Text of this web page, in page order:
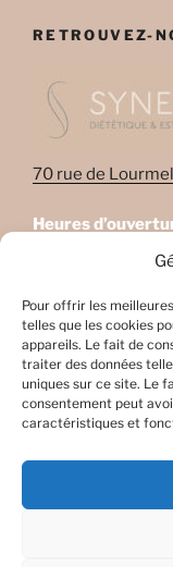
Pour offrir les
telles que les cookies
appareils. Le fait de
traiter des données
uniques sur ce site. Le
consentement peut
caractéristiques et
RETROUVEZ-
70 rue de
Heures
Lundi: 08:45–22:00
Mercredi: Fermé
Jeudi: 08:45-
Vendredi: 08:45-
Samedi: Fermé
Dimanche: Fermé